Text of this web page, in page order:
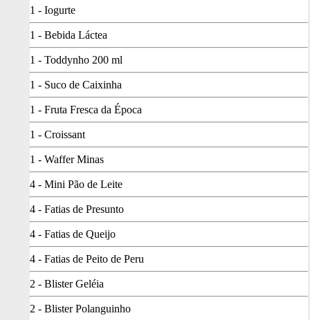
1 - Iogurte
1 - Bebida Láctea
1 - Toddynho 200 ml
1 - Suco de Caixinha
1 - Fruta Fresca da Época
1 - Croissant
1 - Waffer Minas
4 - Mini Pão de Leite
4 - Fatias de Presunto
4 - Fatias de Queijo
4 - Fatias de Peito de Peru
2 - Blister Geléia
2 - Blister Polanguinho